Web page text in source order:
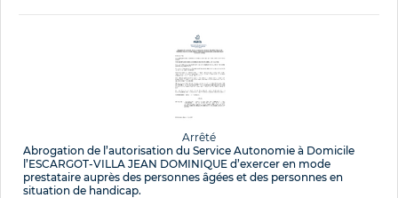
Arrêté
Abrogation de l’autorisation du Service Autonomie à Domicile
l’ESCARGOT-VILLA JEAN DOMINIQUE d’exercer en mode
prestataire auprès des personnes âgées et des personnes en
situation de handicap.